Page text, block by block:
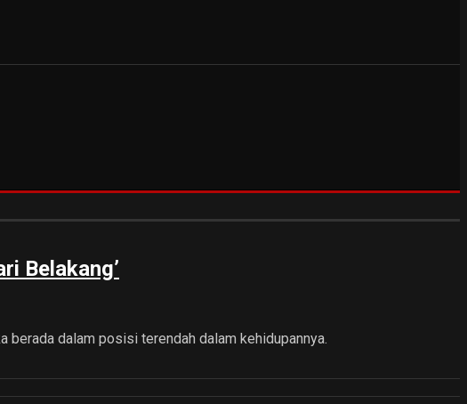
Belakang’
berada dalam posisi terendah dalam kehidupannya.